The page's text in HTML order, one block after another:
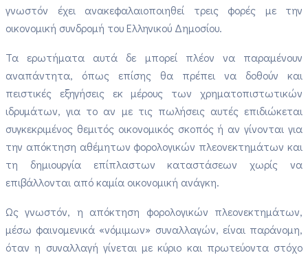
γνωστόν έχει ανακεφαλαιοποιηθεί τρεις φορές με την
οικονομική συνδρομή του Ελληνικού Δημοσίου.
Τα ερωτήματα αυτά δε μπορεί πλέον να παραμένουν
αναπάντητα, όπως επίσης θα πρέπει να δοθούν και
πειστικές εξηγήσεις εκ μέρους των χρηματοπιστωτικών
ιδρυμάτων, για το αν με τις πωλήσεις αυτές επιδιώκεται
συγκεκριμένος θεμιτός οικονομικός σκοπός ή αν γίνονται για
την απόκτηση αθέμητων φορολογικών πλεονεκτημάτων και
τη δημιουργία επίπλαστων καταστάσεων χωρίς να
επιβάλλονται από καμία οικονομική ανάγκη.
Ως γνωστόν, η απόκτηση φορολογικών πλεονεκτημάτων,
μέσω φαινομενικά «νόμιμων» συναλλαγών, είναι παράνομη,
όταν η συναλλαγή γίνεται με κύριο και πρωτεύοντα στόχο